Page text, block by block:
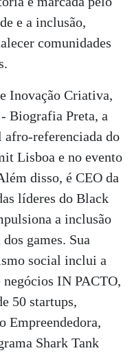
e a inclusão,
comunidades
Inovação Criativa,
Biografia Preta, a
referenciada do
Lisboa e no evento
disso, é CEO da
líderes do Black
a inclusão
games. Sua
social inclui a
negócios IN PACTO,
50 startups,
Empreendedora,
Shark Tank